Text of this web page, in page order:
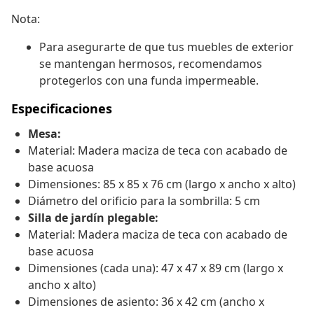
Nota:
Para asegurarte de que tus muebles de exterior
se mantengan hermosos, recomendamos
protegerlos con una funda impermeable.
Especificaciones
Mesa:
Material: Madera maciza de teca con acabado de
base acuosa
Dimensiones: 85 x 85 x 76 cm (largo x ancho x alto)
Diámetro del orificio para la sombrilla: 5 cm
Silla de jardín plegable:
Material: Madera maciza de teca con acabado de
base acuosa
Dimensiones (cada una): 47 x 47 x 89 cm (largo x
ancho x alto)
Dimensiones de asiento: 36 x 42 cm (ancho x